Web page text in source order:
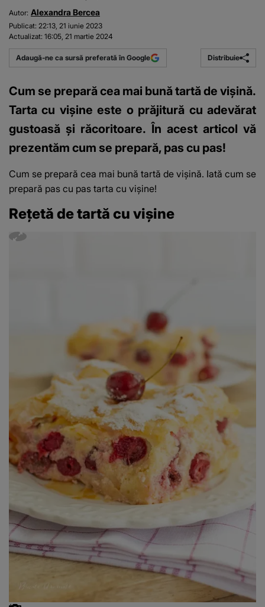
Autor: Alexandra Bercea
Publicat: 22:13, 21 iunie 2023
Actualizat: 16:05, 21 martie 2024
Adaugă-ne ca sursă preferată în Google Distribuie
Cum se prepară cea mai bună tartă de vișină.
Tarta cu vișine este o prăjitură cu adevărat
gustoasă și răcoritoare. În acest articol vă
prezentăm cum se prepară, pas cu pas!
Cum se prepară cea mai bună tartă de vișină. Iată cum se
prepară pas cu pas tarta cu vișine!
Rețetă de tartă cu vișine